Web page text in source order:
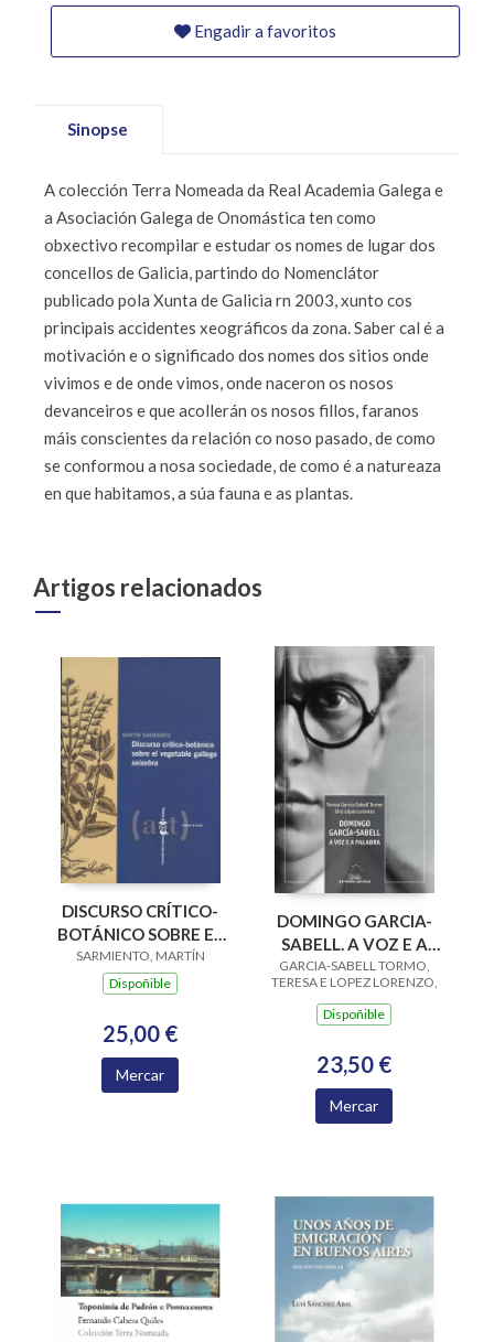
Engadir a favoritos
Sinopse
A colección Terra Nomeada da Real Academia Galega e
a Asociación Galega de Onomástica ten como
obxectivo recompilar e estudar os nomes de lugar dos
concellos de Galicia, partindo do Nomenclátor
publicado pola Xunta de Galicia rn 2003, xunto cos
principais accidentes xeográficos da zona. Saber cal é a
motivación e o significado dos nomes dos sitios onde
vivimos e de onde vimos, onde naceron os nosos
devanceiros e que acollerán os nosos fillos, faranos
máis conscientes da relación co noso pasado, de como
se conformou a nosa sociedade, de como é a natureaza
en que habitamos, a súa fauna e as plantas.
Artigos relacionados
DISCURSO CRÍTICO-
BOTÁNICO SOBRE EL
VEGETABLE
GALLEGO SEIXEBRA
SARMIENTO, MARTÍN
Dispoñible
25,00 €
Mercar
DOMINGO GARCIA-
SABELL. A VOZ E A
PALABRA
GARCIA-SABELL TORMO,
TERESA E LOPEZ LORENZO,
Dispoñible
23,50 €
Mercar